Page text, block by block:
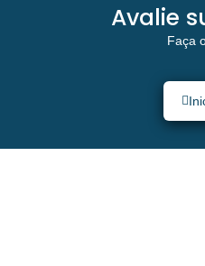
Avalie
Faça